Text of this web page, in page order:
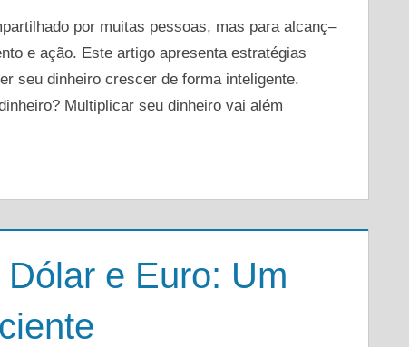
por muitas pessoas, mas para alcanç–
e ação. Este artigo apresenta estratégias
seu dinheiro crescer de forma inteligente.
Multiplicar seu dinheiro vai além
e Euro: Um